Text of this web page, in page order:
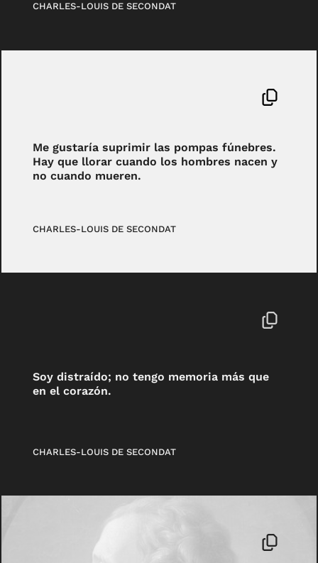
CHARLES-LOUIS DE SECONDAT
Me gustaría suprimir las pompas fúnebres.
Hay que llorar cuando los hombres nacen y
no cuando mueren.
CHARLES-LOUIS DE SECONDAT
Soy distraído; no tengo memoria más que
en el corazón.
CHARLES-LOUIS DE SECONDAT